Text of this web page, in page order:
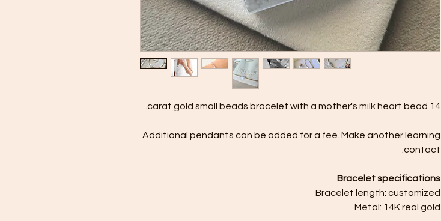
14 carat gold small beads bracelet with a mother's milk heart bead.
Additional pendants can be added for a fee. Make another learning
contact.
Bracelet specifications
Bracelet length: customized
Metal: 14K real gold